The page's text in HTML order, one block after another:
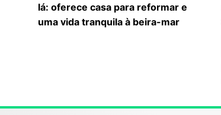
lá: oferece casa para reformar e
uma vida tranquila à beira-mar